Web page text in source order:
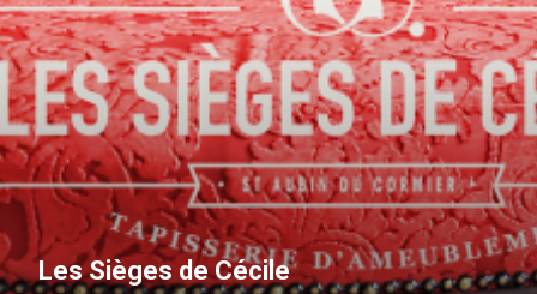
Les Sièges de Cécile